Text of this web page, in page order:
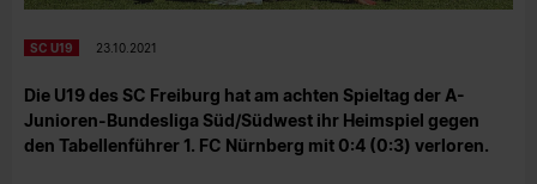
SC U19 23.10.2021
Die U19 des SC Freiburg hat am achten Spieltag der A-
Junioren-Bundesliga Süd/Südwest ihr Heimspiel gegen
den Tabellenführer 1. FC Nürnberg mit 0:4 (0:3) verloren.